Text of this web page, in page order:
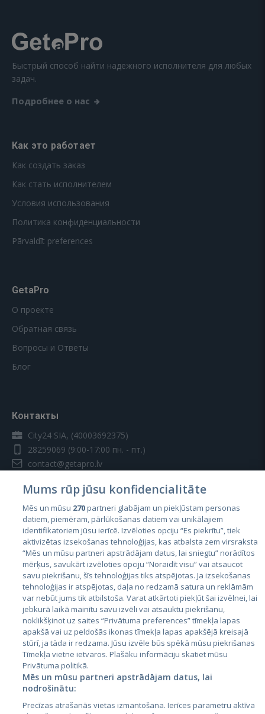
Быстрый способ найти надежного исполнителя для любых
задач.
Подробнее о нас
Как это работает
Как создать заказ
Как стать исполнителем
Условия использования
Политика конфиденциальности
Pārvaldīt preferences
GetaPro
О проекте
Обратная связь
Вопросы и Ответы
Блог
Контакты
City24 SIA, (40003692375)
28259069 (9:00-17:00 пн. - пт.)
contact@getapro.lv
Страны
Эстония
Латвия
Литва
City24.lv
CVbankas.lt
Mums rūp jūsu konfidencialitāte
Mēs un mūsu 270partneri glabājam un piekļūstam personas
datiem, piemēram, pārlūkošanas datiem vai unikālajiem
identifikatoriem jūsu ierīcē. Izvēloties opciju “Es piekrītu”, tiek
aktivizētas izsekošanas tehnoloģijas, kas atbalsta zem virsraksta
“Mēs un mūsu partneri apstrādājam datus, lai sniegtu” norādītos
mērķus, savukārt izvēloties opciju “Noraidīt visu” vai atsaucot
savu piekrišanu, šīs tehnoloģijas tiks atspējotas. Ja izsekošanas
tehnoloģijas ir atspējotas, daļa no redzamā satura un reklāmām
var nebūt jums tik atbilstoša. Varat atkārtoti piekļūt šai izvēlnei, lai
jebkurā laikā mainītu savu izvēli vai atsauktu piekrišanu,
noklikšķinot uz saites “Privātuma preferences” tīmekļa lapas
apakšā vai uz peldošās ikonas tīmekļa lapas apakšējā kreisajā
stūrī, ja tāda ir redzama. Jūsu izvēle būs spēkā mūsu piekrišanas
Tīmekļa vietne ietvaros. Plašāku informāciju skatiet mūsu
Privātuma politikā.
Mēs un mūsu partneri apstrādājam datus, lai
nodrošinātu:
Precīzas atrašanās vietas izmantošana. Ierīces parametru aktīva